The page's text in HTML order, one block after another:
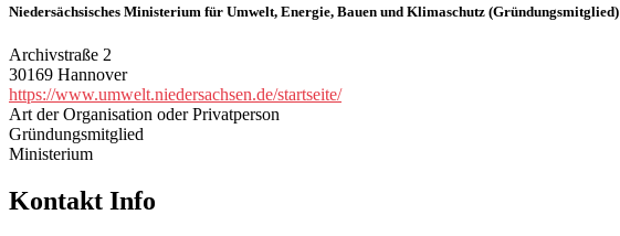
Niedersächsisches Ministerium für Umwelt, Energie, Bauen und Klimaschutz (Gründungsmitglied)
Archivstraße 2
30169 Hannover
https://www.umwelt.niedersachsen.de/startseite/
Art der Organisation oder Privatperson
Gründungsmitglied
Ministerium
Kontakt Info